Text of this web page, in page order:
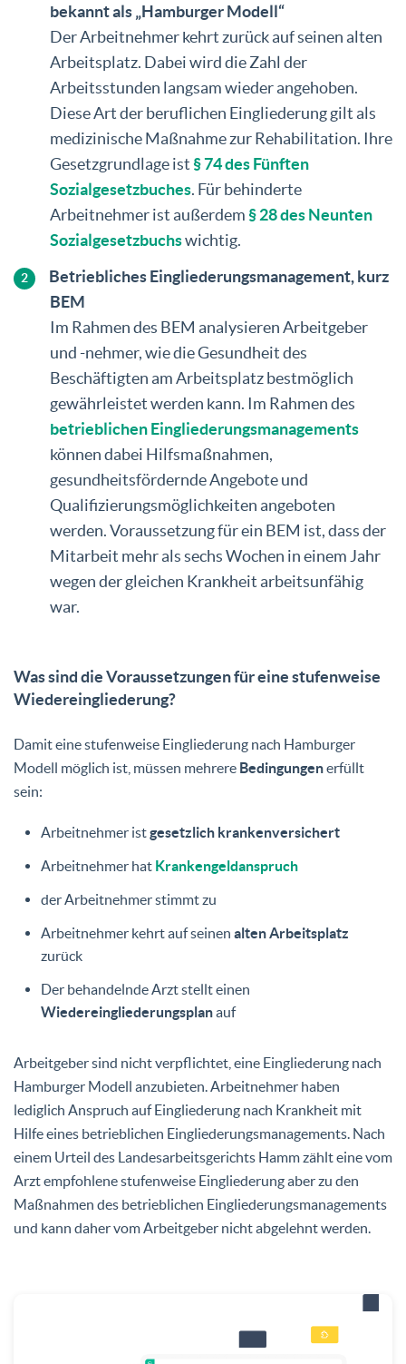
bekannt als „Hamburger Modell“
Der Arbeitnehmer kehrt zurück auf seinen alten
Arbeitsplatz. Dabei wird die Zahl der
Arbeitsstunden langsam wieder angehoben.
Diese Art der beruflichen Eingliederung gilt als
medizinische Maßnahme zur Rehabilitation. Ihre
Gesetzgrundlage ist § 74 des Fünften
Sozialgesetzbuches. Für behinderte
Arbeitnehmer ist außerdem § 28 des Neunten
Sozialgesetzbuchswichtig.
Betriebliches Eingliederungsmanagement, kurz
BEM
Im Rahmen des BEM analysieren Arbeitgeber
und -nehmer, wie die Gesundheit des
Beschäftigten am Arbeitsplatz bestmöglich
gewährleistet werden kann. Im Rahmen des
betrieblichen Eingliederungsmanagements
können dabei Hilfsmaßnahmen,
gesundheitsfördernde Angebote und
Qualifizierungsmöglichkeiten angeboten
werden. Voraussetzung für ein BEM ist, dass der
Mitarbeit mehr als sechs Wochen in einem Jahr
wegen der gleichen Krankheit arbeitsunfähig
war.
Was sind die Voraussetzungen für eine stufenweise
Wiedereingliederung?
Damit eine stufenweise Eingliederung nach Hamburger
Modell möglich ist, müssen mehrere Bedingungenerfüllt
sein:
Arbeitnehmer istgesetzlich krankenversichert
Arbeitnehmer hat Krankengeldanspruch
der Arbeitnehmer stimmt zu
Arbeitnehmer kehrt auf seinen alten Arbeitsplatz
zurück
Der behandelnde Arzt stellt einen
Wiedereingliederungsplanauf
Arbeitgeber sind nicht verpflichtet, eine Eingliederung nach
Hamburger Modell anzubieten. Arbeitnehmer haben
lediglich Anspruch auf Eingliederung nach Krankheit mit
Hilfe eines betrieblichen Eingliederungsmanagements. Nach
einem Urteil des Landesarbeitsgerichts Hamm zählt eine vom
Arzt empfohlene stufenweise Eingliederung aber zu den
Maßnahmen des betrieblichen Eingliederungsmanagements
und kann daher vom Arbeitgeber nicht abgelehnt werden.